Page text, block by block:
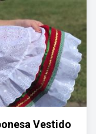
Vestido